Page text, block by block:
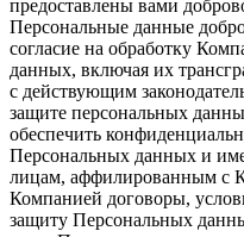
предоставлены вами
Персональные данные
согласие на обработку
данных, включая их
с действующим
защите персональных
обеспечить
Персональных данных и
лицам, аффилированным с
Компанией договоры,
защиту Персональных